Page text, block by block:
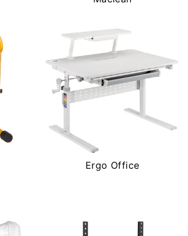
Ergo Office